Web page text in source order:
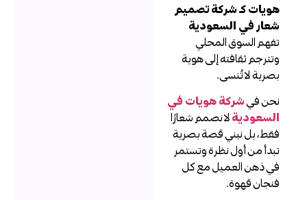
هويات كـ شركة تصميم
شعار في السعودية
تفهم السوق المحلي
وتترجم ثقافته إلى هوية
بصرية لا تُنسى.
نحن فيشركة هويات في
السعوديةلا نصمم شعارًا
فقط، بل نبني قصة بصرية
تبدأ من أول نظرة وتستمر
في ذهن العميل مع كل
فنجان قهوة.